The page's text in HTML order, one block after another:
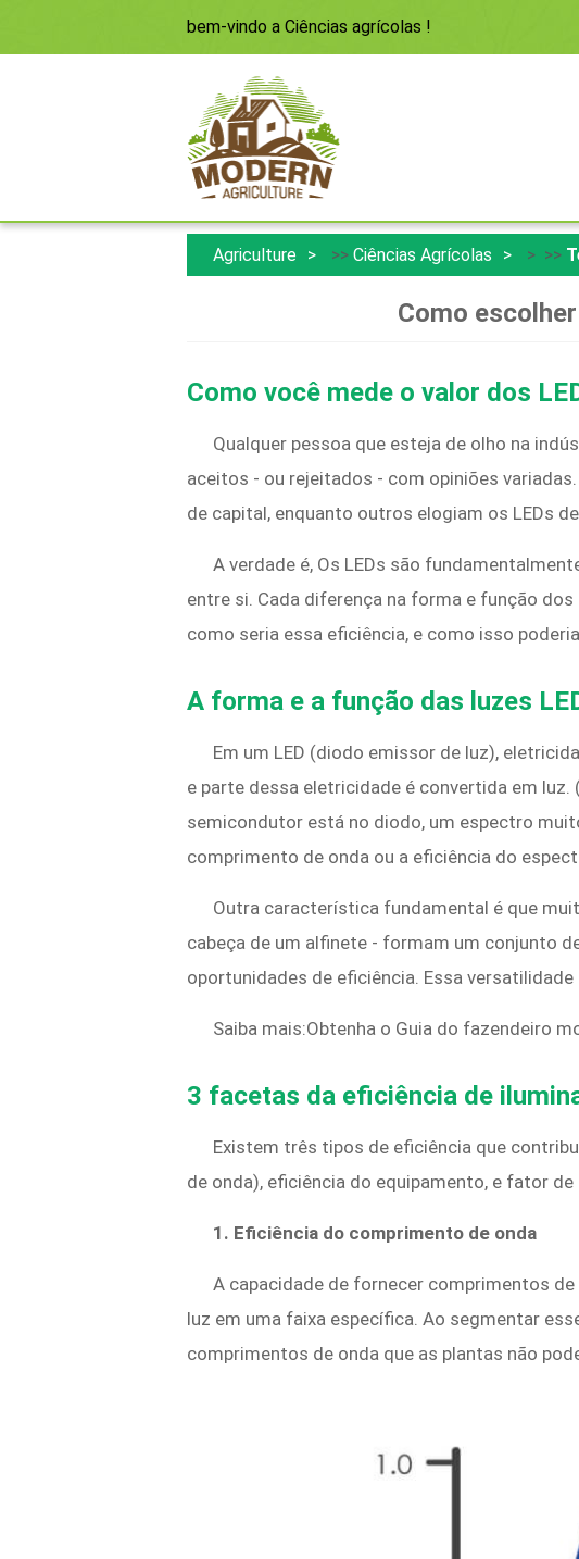
bem-vindo a Ciências agrícolas !
Agriculture >> Ciências Agrícolas > >>
Como
Como você mede o valor dos
Qualquer pessoa que esteja de olho na
aceitos - ou rejeitados - com opiniões
de capital, enquanto outros elogiam os LEDs
A verdade é, Os LEDs são
entre si. Cada diferença na forma e função
como seria essa eficiência, e como isso
A forma e a função das luzes
Em um LED (diodo emissor de luz),
e parte dessa eletricidade é convertida em
semicondutor está no diodo, um espectro
comprimento de onda ou a eficiência do
Outra característica fundamental é que
cabeça de um alfinete - formam um conjunto
oportunidades de eficiência. Essa
Saiba mais:Obtenha o Guia do fazendeiro
3 facetas da eficiência de
Existem três tipos de eficiência que
de onda), eficiência do equipamento, e fator
1. Eficiência do comprimento de onda
A capacidade de fornecer comprimentos
luz em uma faixa específica. Ao segmentar
comprimentos de onda que as plantas não